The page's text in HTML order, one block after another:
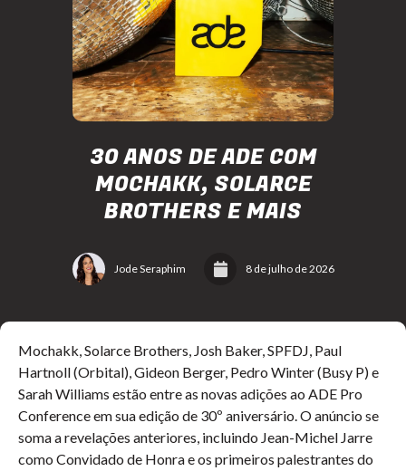
30 ANOS DE ADE COM
MOCHAKK, SOLARCE
BROTHERS E MAIS
Jode Seraphim 8 de julho de 2026
Mochakk, Solarce Brothers, Josh Baker, SPFDJ, Paul
Hartnoll (Orbital), Gideon Berger, Pedro Winter (Busy P) e
Sarah Williams estão entre as novas adições ao ADE Pro
Conference em sua edição de 30º aniversário. O anúncio se
soma a revelações anteriores, incluindo Jean-Michel Jarre
como Convidado de Honra e os primeiros palestrantes do